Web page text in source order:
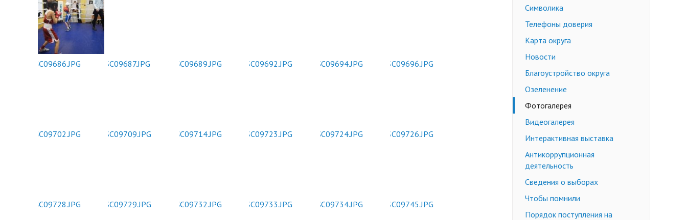
Новости
Благоустройство округа
Озеленение
Фотогалерея
Видеогалерея
Порядок поступления на
Результаты проверок
Информация для мигрантов
Недееспособные граждане
Эмансипация
Снижение брачного возраста
Изменение имени и фамилии
несовершеннолетнему до 14 лет
Формы заявлений
Действующее законодательство
Символика
Телефоны доверия
Карта округа
Новости
Благоустройство округа
Озеленение
Фотогалерея
Видеогалерея
Интерактивная выставка
Антикоррупционная
деятельность
Сведения о выборах
Чтобы помнили
Порядок поступления на